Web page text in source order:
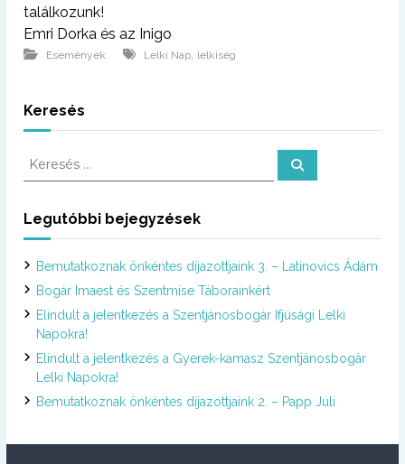
találkozunk!
Emri Dorka és az Inigo
Események Lelki Nap lelkiség
Keresés
K
e
s
:
K
Legutóbbi bejegyzések
Bemutatkoznak önkéntes díjazottjaink 3. – Latinovics Ádám
Bogár Imaest és Szentmise Táborainkért
Elindult a jelentkezés a Szentjánosbogár Ifjúsági Lelki
Napokra!
Elindult a jelentkezés a Gyerek-kamasz Szentjánosbogár
Lelki Napokra!
Bemutatkoznak önkéntes díjazottjaink 2. – Papp Juli